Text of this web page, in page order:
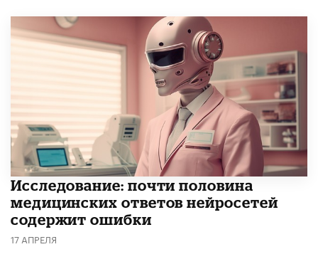
Исследование: почти половина
медицинских ответов нейросетей
содержит ошибки
17 АПРЕЛЯ